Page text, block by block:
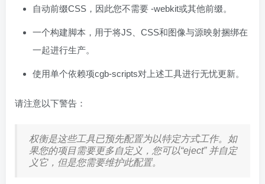
自动前缀CSS，因此您不需要 -webkit或其他前缀。
一个构建脚本，用于将JS、CSS和图像与源映射捆绑在
一起进行生产。
使用单个依赖项cgb-scripts对上述工具进行无忧更新。
请注意以下警告：
权衡是这些工具已预先配置为以特定方式工作。如
果您的项目需要更多自定义，您可以“eject” 并自定
义它，但是您需要维护此配置。